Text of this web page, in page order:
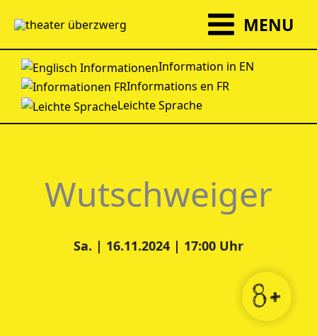
Inhalt
springen
MENU
Information in EN
Informations en FR
Leichte Sprache
Wutschweiger
Sa. | 16.11.2024 | 17:00 Uhr
8+